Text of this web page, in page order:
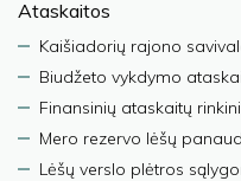
Ataskaitos
Kaišiadorių rajono
Biudžeto vykdymo
Finansinių ataskaitų
Mero rezervo lėšų
Lėšų verslo plėtros